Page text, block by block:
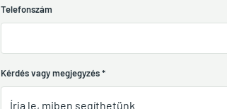
Telefonszám
Kérdés vagy megjegyzés*